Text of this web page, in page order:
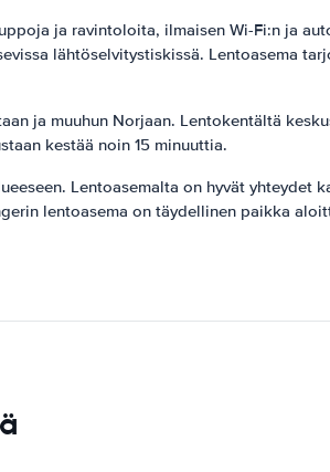
ja ravintoloita, ilmaisen Wi-Fi:n ja
lähtöselvitystiskissä. Lentoasema
​​ja muuhun Norjaan. Lentokentältä
​​kestää noin 15 minuuttia.
Lentoasemalta on hyvät yhteydet
lentoasema on täydellinen paikka